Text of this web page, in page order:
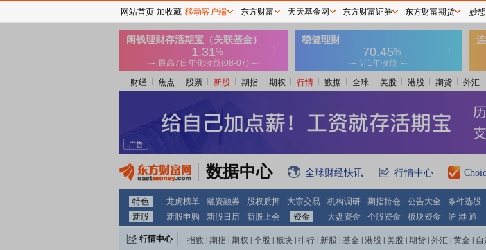
财经 焦点 股票 新股 期指 期权 行情 数据 全球 美股 港股 期货 外汇
数据中心 全球财经快讯 行情中心
特色 龙虎榜单 融资融券 股权质押 大宗交易 机构调研 期指持仓 公告大全 条件选股
新股
新股申购 新股日历 新股上会 资金 大盘资金 个股资金 板块资金 沪 港 通
行情中心 指数 期指 期权 个股 板块 排行 新股 基金 港股 美股 期货 外汇 黄金 自
网站首页 加收藏 移动客户端 东方财富 天天基金网 东方财富证券 东方财富期货 妙想